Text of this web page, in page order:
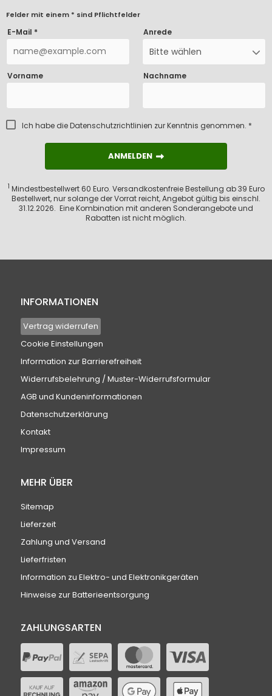
Felder mit einem * sind Pflichtfelder
E-Mail * Anrede
Bitte wählen
Vorname Nachname
Ich habe dieDatenschutzrichtlinien zur Kenntnis genommen. *
ANMELDEN
ANMELDEN
1 Mindestbestellwert 60 Euro. Versandkostenfreie Bestellung ab 39 Euro
Bestellwert, nur solange der Vorrat reicht, Angebot gültig bis einschl.
31.12.2026. Eine Kombination mit anderen Sonderangebote und
Rabatten ist nicht möglich.
INFORMATIONEN
Vertrag widerrufen
Cookie Einstellungen
Information zur Barrierefreiheit
Widerrufsbelehrung / Muster-Widerrufsformular
AGB und Kundeninformationen
Datenschutzerklärung
Kontakt
Impressum
MEHR ÜBER
Sitemap
Lieferzeit
Zahlung und Versand
Lieferfristen
Information zu Elektro- und Elektronikgeräten
Hinweise zur Batterieentsorgung
ZAHLUNGSARTEN